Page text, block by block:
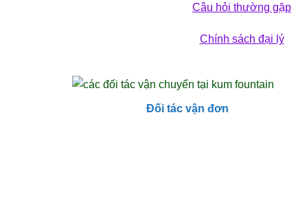
Câu hỏi thường gặp
Chính sách đại lý
Đối tác vận đơn